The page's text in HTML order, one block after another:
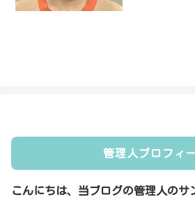
管理人プロフィ
こんにちは、当ブログの管理人のサ